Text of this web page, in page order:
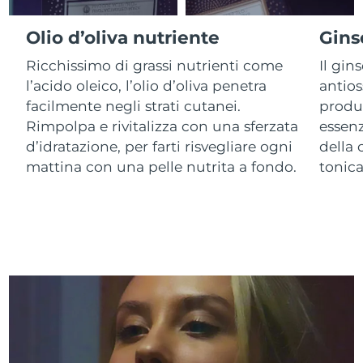
Olio d’oliva nutriente
Ricchissimo di grassi nutrienti come
l’acido oleico, l’olio d’oliva penetra
facilmente negli strati cutanei.
Rimpolpa e rivitalizza con una sferzata
d’idratazione, per farti risvegliare ogni
mattina con una pelle nutrita a fondo.
Il
della
RAS di Macao Consegna stimata 8/10/26
Malaysia Consegna stimata 8/11/26
Malta Consegna stimata 8/8/26
Messico Consegna stimata 8/12/26
Consegna stimata8/8/26
Consegna stimata